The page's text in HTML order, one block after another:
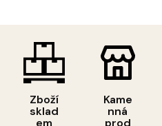
Zboží
sklad
em
Kame
nná
prod